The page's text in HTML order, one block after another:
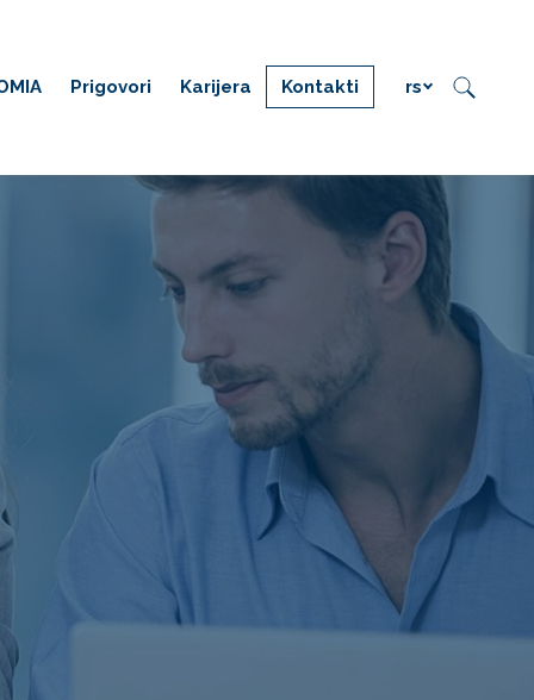
Prigovori Karijera Kontakti rs